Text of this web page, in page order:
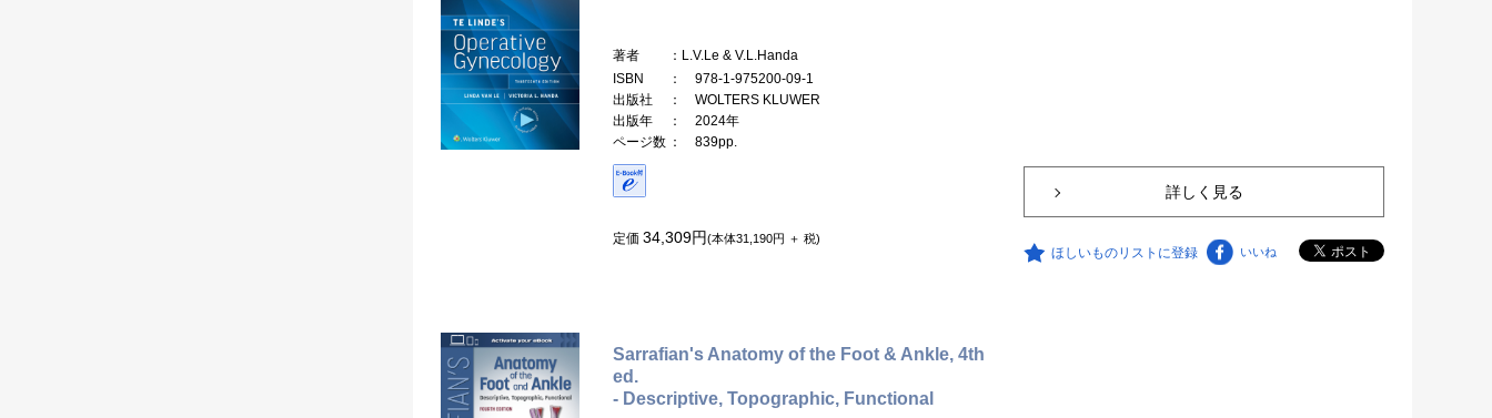
著者
：L.V.Le & V.L.Handa
ISBN
： 978-1-975200-09-1
出版社
： WOLTERS KLUWER
出版年
： 2024年
ページ数 ： 839pp.
定価 34,309円(本体31,190円 ＋ 税)
詳しく見る
ほしいものリストに登録 いいね
Sarrafian's Anatomy of the Foot & Ankle, 4th
ed.
- Descriptive, Topographic, Functional